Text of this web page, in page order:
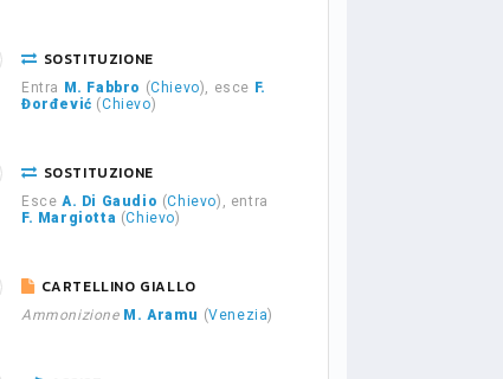
SOSTITUZIONE
Entra M. Fabbro (Chievo), esce F.
Đorđević (Chievo)
SOSTITUZIONE
Esce A. Di Gaudio (Chievo), entra
F. Margiotta (Chievo)
CARTELLINO GIALLO
Ammonizione M. Aramu (Venezia)